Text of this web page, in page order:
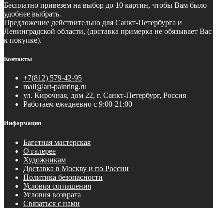
Бесплатно привезем на выбор до 10 картин, чтобы Вам было
удобнее выбрать.
Предложение действительно для Санкт-Петербурга и
Ленинградской области, (доставка примерка не обязывает Вас
к покупке).
Контакты
+7(812) 579-42-95
mail@art-painting.ru
ул. Кирочная, дом 22, г. Санкт-Петербург, Россия
Работаем ежедневно с 9:00-21:00
Информация
Багетная мастерская
О галерее
Художникам
Доставка в Москву и по России
Политика безопасности
Условия соглашения
Условия возврата
Связаться с нами